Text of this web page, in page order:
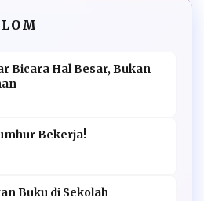
Bicara Hal Besar, Bukan
Bekerja!
Buku di Sekolah